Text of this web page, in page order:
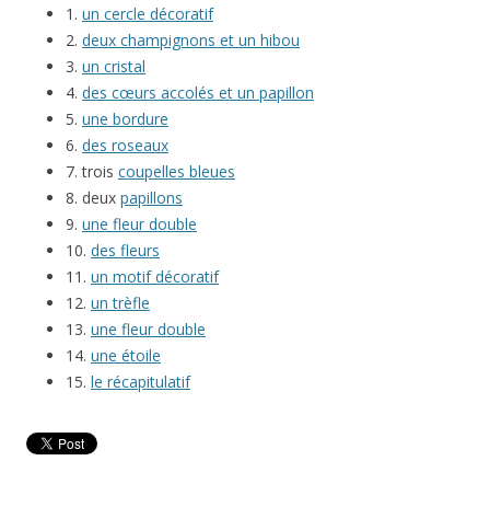
1. un cercle décoratif
2. deux champignons et un hibou
3. un cristal
4. des cœurs accolés et un papillon
5. une bordure
6. des roseaux
7. trois coupelles bleues
8. deux papillons
9. une fleur double
10. des fleurs
11. un motif décoratif
12. un trèfle
13. une fleur double
14. une étoile
15. le récapitulatif